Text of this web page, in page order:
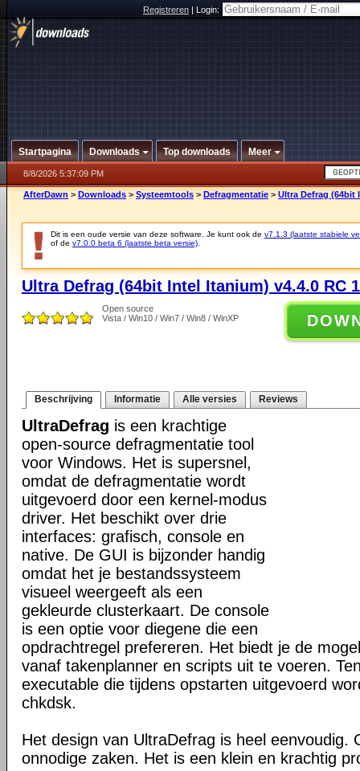
Registreren|Login:
Startpagina Downloads Top downloads Meer
8/8/2026 5:37:09 PM
AfterDawn > Downloads > Systeemtools > Defragmentatie > Ultra Defrag (64bit
Dit is een oude versie van deze software. Je kunt ook de v7.1.3 (laatste stabiele
of de v7.0.0 beta 6 (laatste beta versie)
Ultra Defrag (64bit Intel Itanium) v4.4.0 RC 1
Open source
Vista / Win10 / Win7 / Win8 / WinXP
Beschrijving Informatie Alle versies Reviews
UltraDefrag is een krachtige
open-source defragmentatie tool
voor Windows. Het is supersnel,
omdat de defragmentatie wordt
uitgevoerd door een kernel-modus
driver. Het beschikt over drie
interfaces: grafisch, console en
native. De GUI is bijzonder handig
omdat het je bestandssysteem
visueel weergeeft als een
gekleurde clusterkaart. De console
is een optie voor diegene die een
opdrachtregel prefereren. Het biedt je de
vanaf takenplanner en scripts uit te voeren.
executable die tijdens opstarten uitgevoerd
chkdsk.
Het design van UltraDefrag is heel eenvoudig.
onnodige zaken. Het is een klein en krachtig